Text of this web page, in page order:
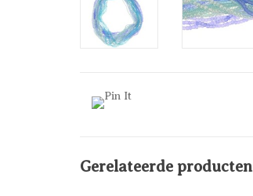
Gerelateerde producten